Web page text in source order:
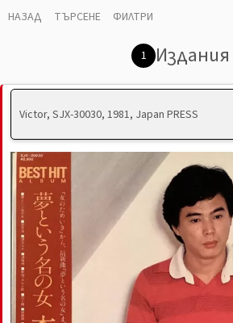
НАЗАД ТЪРСЕНЕ ФИЛТРИ
1 Издания
Victor, SJX-30030, 1981, Japan PRESS